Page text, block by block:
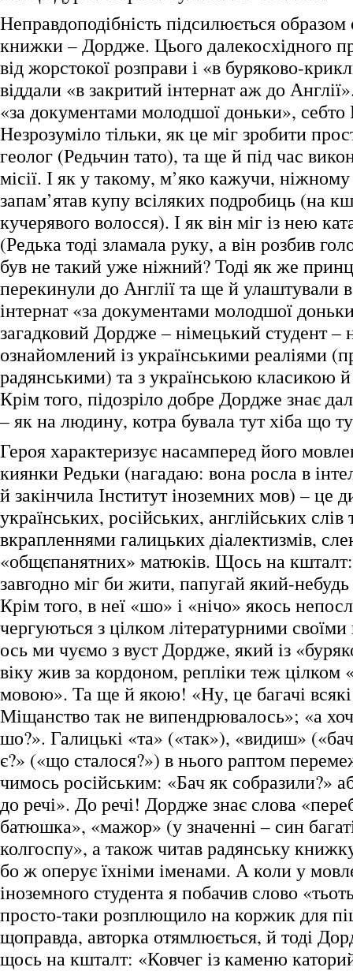
Неправдоподібність підсилюється образом
книжки – Дордже. Цього далекосхідного
від жорстокої розправи і «в буряково-
віддали «в закритий інтернат аж до
«за документами молодшої доньки», себто
Незрозуміло тільки, як це міг зробити
геолог (Редьчин тато), та ще й під час
місії. І як у такому, м’яко кажучи,
запам’ятав купу всіляких подробиць (на
кучерявого волосся). І як він міг із нею
(Редька тоді зламала руку, а він розбив
був не такий уже ніжний? Тоді як же
перекинули до Англії та ще й улаштували
інтернат «за документами молодшої
загадковий Дордже – німецький студент –
ознайомлений із українськими реаліями
радянськими) та з українською класикою
Крім того, підозріло добре Дордже знає
– як на людину, котра бувала тут хіба що
Героя характеризує насамперед його
киянки Редьки (нагадаю: вона росла в
й закінчила Інститут іноземних мов) – це
українських, російських, англійських слів
вкрапленнями галицьких діалектизмів,
«общєпанятних» матюків. Щось на
завгодно міг би жити, папугай який-
Крім того, в неї «шо» і «нічо» якось
чергуються з цілком літературними
ось ми чуємо з вуст Дордже, який із
віку жив за кордоном, репліки теж цілком
мовою». Та ще й якою! «Ну, це багачі
Міщанство так не випендрювалось»; «а
шо?». Галицькі «та» («так»), «видиш»
є?» («що сталося?») в нього раптом
чимось російським: «Бач як собразили?»
до речі». До речі! Дордже знає слова
батюшка», «мажор» (у значенні – син
колгоспу», а також читав радянську
бо ж оперує їхніми іменами. А коли у
іноземного студента я побачив слово
просто-таки розплющило на коржик для
щоправда, авторка отямлюється, й тоді
щось на кшталт: «Ковчег із каменю